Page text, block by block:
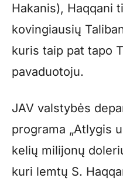
Hakanis), Haqqani
kovingiausių
kuris taip pat tapo
pavaduotoju.
JAV valstybės
programa „Atlygis
kelių milijonų
kuri lemtų S.